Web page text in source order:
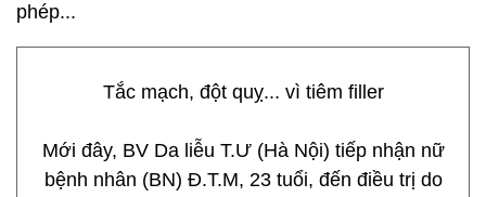
phép...
Tắc mạch, đột quỵ... vì tiêm filler
Mới đây, BV Da liễu T.Ư (Hà Nội) tiếp nhận nữ
bệnh nhân (BN) Đ.T.M, 23 tuổi, đến điều trị do